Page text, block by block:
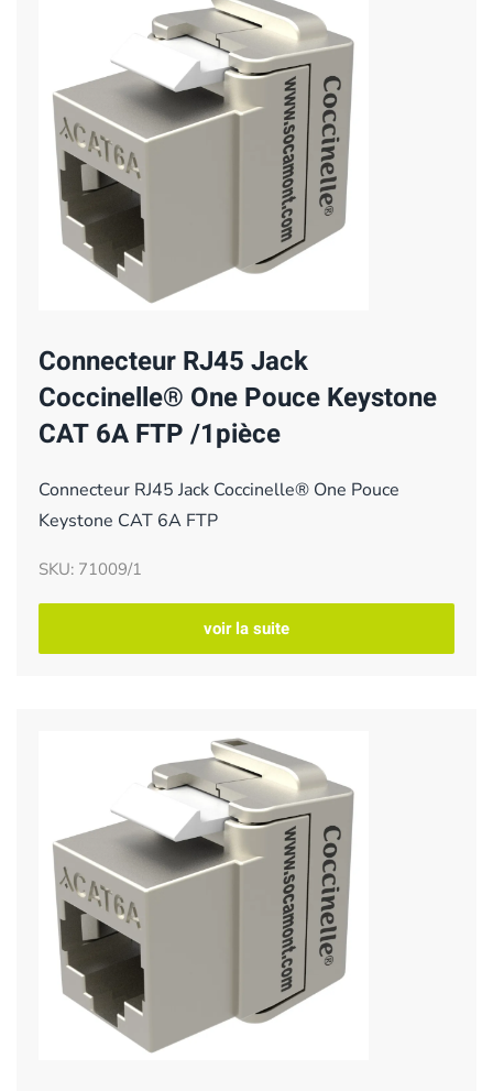
Connecteur RJ45 Jack
Coccinelle® One Pouce Keystone
CAT 6A FTP /1pièce
Connecteur RJ45 Jack Coccinelle® One Pouce
Keystone CAT 6A FTP
SKU: 71009/1
voir la suite